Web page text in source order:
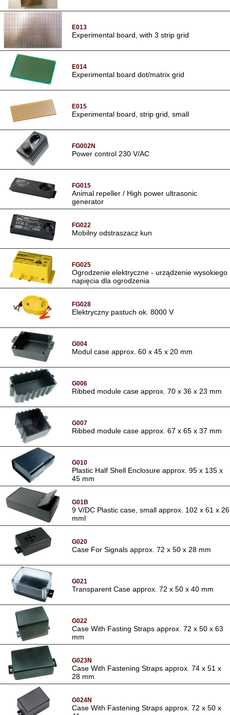
E013
Experimental board, with 3 strip grid
E014
Experimental board dot/matrix grid
E015
Experimental board, strip grid, small
FG002N
Power control 230 V/AC
FG015
Animal repeller / High power ultrasonic
generator
FG022
Mobilny odstraszacz kun
FG025
Ogrodzenie elektryczne - urządzenie wysokiego
napięcia dla ogrodzenia
FG028
Elektryczny pastuch ok. 8000 V
G004
Modul case approx. 60 x 45 x 20 mm
G006
Ribbed module case approx. 70 x 36 x 23 mm
G007
Ribbed module case approx. 67 x 65 x 37 mm
G010
Plastic Half Shell Enclosure approx. 95 x 135 x
45 mm
G01B
9 V/DC Plastic case, small approx. 102 x 61 x 26
mml
G020
Case For Signals approx. 72 x 50 x 28 mm
G021
Transparent Case approx. 72 x 50 x 40 mm
G022
Case With Fasting Straps approx. 72 x 50 x 63
mm
G023N
Case With Fastening Straps approx. 74 x 51 x
28 mm
G024N
Case With Fastening Straps approx. 72 x 50 x